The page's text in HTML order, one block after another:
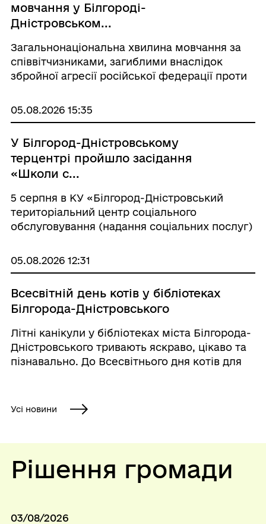
мовчання у Білгороді-
Дністровськом...
Загальнонаціональна хвилина мовчання за
співвітчизниками, загиблими внаслідок
збройної агресії російської федерації проти
Україною схиляємо голови у
05.08.2026 15:35
У Білгород-Дністровському
терцентрі пройшло засідання
«Школи с...
5 серпня в КУ «Білгород-Дністровський
територіальний центр соціального
обслуговування (надання соціальних послуг)
робітника» на тему «Емоційне вигорання
05.08.2026 12:31
Всесвітній день котів у бібліотеках
Білгорода-Дністровського
Літні канікули у бібліотеках міста Білгорода-
Дністровського тривають яскраво, цікаво та
пізнавально. До Всесвітнього дня котів для
любові до пухнастих друзів. У відділі
Усі новини
Рішення громади
03/08/2026